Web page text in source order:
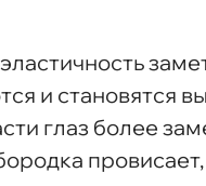
и становятся
глаз более